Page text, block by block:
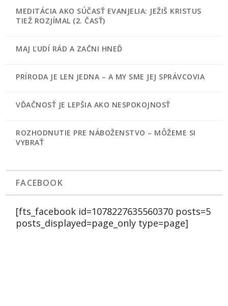
MEDITÁCIA AKO SÚČASŤ EVANJELIA: JEŽIŠ KRISTUS
TIEŽ ROZJÍMAL (2. ČASŤ)
MAJ ĽUDÍ RÁD A ZAČNI HNEĎ
PRÍRODA JE LEN JEDNA – A MY SME JEJ SPRÁVCOVIA
VĎAČNOSŤ JE LEPŠIA AKO NESPOKOJNOSŤ
ROZHODNUTIE PRE NÁBOŽENSTVO – MÔŽEME SI
VYBRAŤ
FACEBOOK
[fts_facebook id=1078227635560370 posts=5
posts_displayed=page_only type=page]